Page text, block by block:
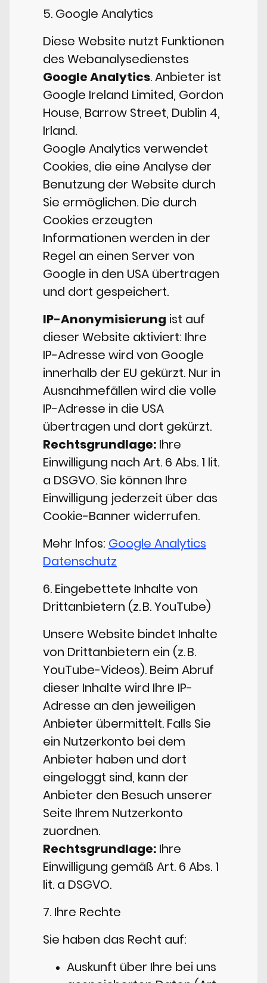
5. Google Analytics
Diese Website nutzt Funktionen
des Webanalysedienstes
Google Analytics. Anbieter ist
Google Ireland Limited, Gordon
House, Barrow Street, Dublin 4,
Irland.
Google Analytics verwendet
Cookies, die eine Analyse der
Benutzung der Website durch
Sie ermöglichen. Die durch
Cookies erzeugten
Informationen werden in der
Regel an einen Server von
Google in den USA übertragen
und dort gespeichert.
IP-Anonymisierung ist auf
dieser Website aktiviert: Ihre
IP-Adresse wird von Google
innerhalb der EU gekürzt. Nur in
Ausnahmefällen wird die volle
IP-Adresse in die USA
übertragen und dort gekürzt.
Rechtsgrundlage: Ihre
Einwilligung nach Art. 6 Abs. 1 lit.
a DSGVO. Sie können Ihre
Einwilligung jederzeit über das
Cookie-Banner widerrufen.
Mehr Infos: Google Analytics
Datenschutz
6. Eingebettete Inhalte von
Drittanbietern (z. B. YouTube)
Unsere Website bindet Inhalte
von Drittanbietern ein (z. B.
YouTube-Videos). Beim Abruf
dieser Inhalte wird Ihre IP-
Adresse an den jeweiligen
Anbieter übermittelt. Falls Sie
ein Nutzerkonto bei dem
Anbieter haben und dort
eingeloggt sind, kann der
Anbieter den Besuch unserer
Seite Ihrem Nutzerkonto
zuordnen.
Rechtsgrundlage: Ihre
Einwilligung gemäß Art. 6 Abs. 1
lit. a DSGVO.
7. Ihre Rechte
Sie haben das Recht auf:
Auskunft über Ihre bei uns